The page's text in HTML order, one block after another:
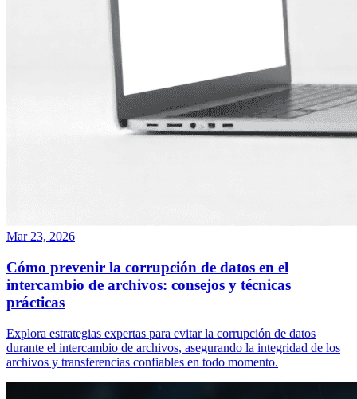
Mar 23, 2026
Cómo prevenir la corrupción de datos en el
intercambio de archivos: consejos y técnicas
prácticas
Explora estrategias expertas para evitar la corrupción de datos
durante el intercambio de archivos, asegurando la integridad de los
archivos y transferencias confiables en todo momento.